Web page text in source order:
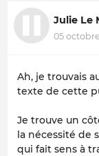
Julie Le
05 octobre
Ah, je trouvais
texte de cette
Je trouve un
la nécessité de
qui fait sens à